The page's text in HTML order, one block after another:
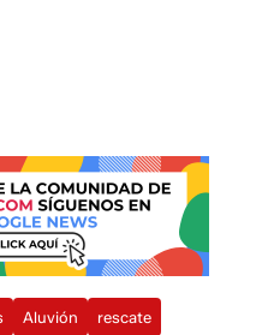
Aluvión
rescate